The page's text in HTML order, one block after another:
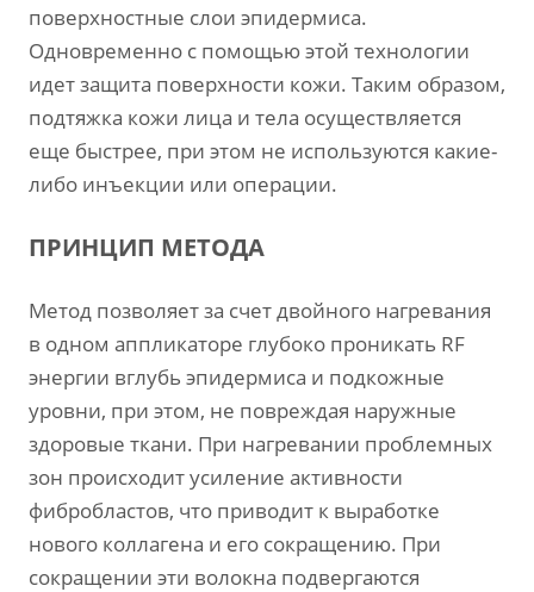
поверхностные слои эпидермиса.
Одновременно с помощью этой технологии
идет защита поверхности кожи. Таким образом,
подтяжка кожи лица и тела осуществляется
еще быстрее, при этом не используются какие-
либо инъекции или операции.
ПРИНЦИП МЕТОДА
Метод позволяет за счет двойного нагревания
в одном аппликаторе глубоко проникать RF
энергии вглубь эпидермиса и подкожные
уровни, при этом, не повреждая наружные
здоровые ткани. При нагревании проблемных
зон происходит усиление активности
фибробластов, что приводит к выработке
нового коллагена и его сокращению. При
сокращении эти волокна подвергаются